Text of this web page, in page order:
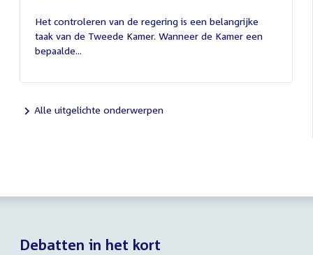
juli
2026
Het controleren van de regering is een belangrijke
taak van de Tweede Kamer. Wanneer de Kamer een
bepaalde...
Alle uitgelichte onderwerpen
Debatten in het kort